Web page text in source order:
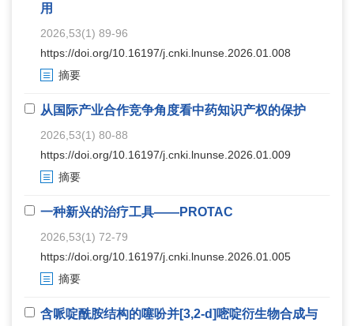
用
2026,53(1) 89-96
https://doi.org/10.16197/j.cnki.lnunse.2026.01.008
摘要
从国际产业合作竞争角度看中药知识产权的保护
2026,53(1) 80-88
https://doi.org/10.16197/j.cnki.lnunse.2026.01.009
摘要
一种新兴的治疗工具——PROTAC
2026,53(1) 72-79
https://doi.org/10.16197/j.cnki.lnunse.2026.01.005
摘要
含哌啶酰胺结构的噻吩并[3,2-d]嘧啶衍生物合成与